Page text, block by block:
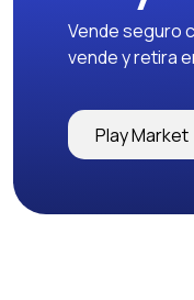
Vende seguro
vende y retira
Play Market